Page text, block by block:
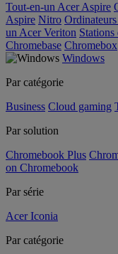
Tout-en-un Acer Aspire
Aspire Nitro
un Acer Veriton
Chromebase Chromebox
Windows
Par catégorie
Business Cloud gaming
Par solution
Chromebook Plus
on Chromebook
Par série
Acer Iconia
Par catégorie